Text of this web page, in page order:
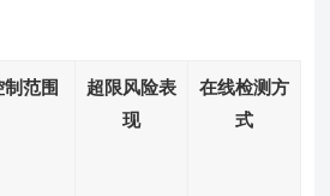
制范围
超限风险表
现
在线检测方
式